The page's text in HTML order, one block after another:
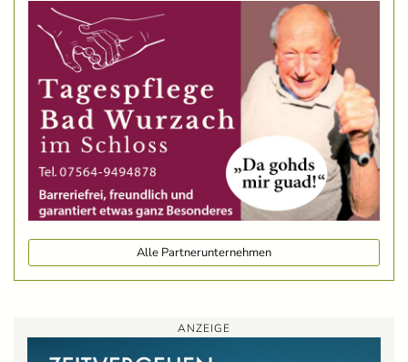
Alle Partnerunternehmen
ANZEIGE